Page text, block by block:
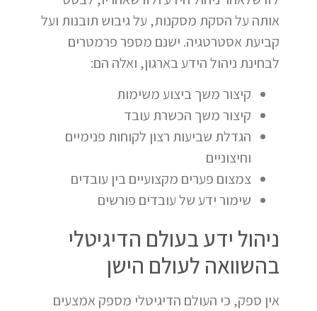
אותה על הסקת מסקנות, על גיבוש תובנות ועל
קביעת אסטרטגיה. ישנם מספר פרמטרים
לבחינת ניהול הידע בארגון, ואלה הם:
קיצור משך ביצוע משימות
קיצור משך הכשרת עובד
הגדלת שביעות רצון לקוחות פנימיים
וחיצוניים
צמצום פערים מקצועיים בין עובדים
שימור ידע של עובדים פורשים
ניהול ידע בעולם הדיגיטלי
בהשוואה לעולם הישן
אין ספק, כי העולם הדיגיטלי מספק אמצעים